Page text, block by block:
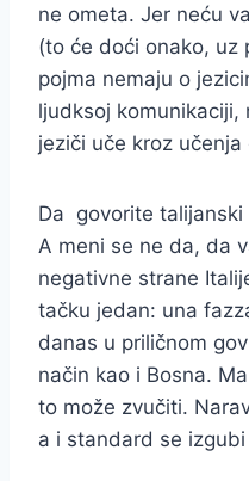
ne ometa. Jer neću
(to će doći onako, uz
pojma nemaju o
ljudksoj komunikaciji,
jeziči uče kroz učenja
Da govorite
A meni se ne da, da
negativne strane
tačku jedan: una
danas u priličnom
način kao i Bosna.
to može zvučiti.
a i standard se